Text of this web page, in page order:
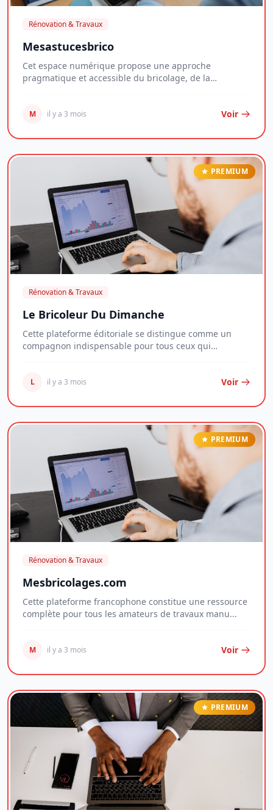
Rénovation & Travaux
Mesastucesbrico
Cet espace numérique propose une approche
pragmatique et accessible du bricolage, de la
M il y a 3 mois Voir
PREMIUM
Rénovation & Travaux
Le Bricoleur Du Dimanche
Cette plateforme éditoriale se distingue comme un
compagnon indispensable pour tous ceux qui
L il y a 3 mois Voir
PREMIUM
Rénovation & Travaux
Mesbricolages.com
Cette plateforme francophone constitue une ressource
complète pour tous les amateurs de travaux manu...
M il y a 3 mois Voir
PREMIUM